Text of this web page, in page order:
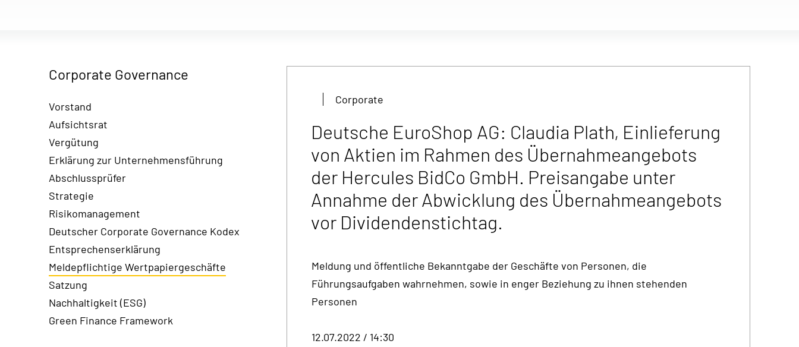
Corporate Governance
Vorstand
Aufsichtsrat
Vergütung
Erklärung zur Unternehmensführung
Abschlussprüfer
Strategie
Risikomanagement
Deutscher Corporate Governance Kodex
Entsprechenserklärung
Meldepflichtige Wertpapiergeschäfte
Satzung
Nachhaltigkeit (ESG)
Green Finance Framework
Corporate
Deutsche EuroShop AG: Claudia Plath, Einlieferung
von Aktien im Rahmen des Übernahmeangebots
der Hercules BidCo GmbH. Preisangabe unter
Annahme der Abwicklung des Übernahmeangebots
vor Dividendenstichtag.
Meldung und öffentliche Bekanntgabe der Geschäfte von Personen, die
Führungsaufgaben wahrnehmen, sowie in enger Beziehung zu ihnen stehenden
Personen
12.07.2022 / 14:30